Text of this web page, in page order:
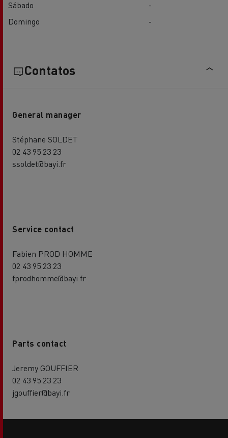
Sábado
-
Domingo
-
Contatos
General manager
Stéphane SOLDET
02 43 95 23 23
ssoldet@bayi.fr
Service contact
Fabien PROD HOMME
02 43 95 23 23
fprodhomme@bayi.fr
Parts contact
Jeremy GOUFFIER
02 43 95 23 23
jgouffier@bayi.fr